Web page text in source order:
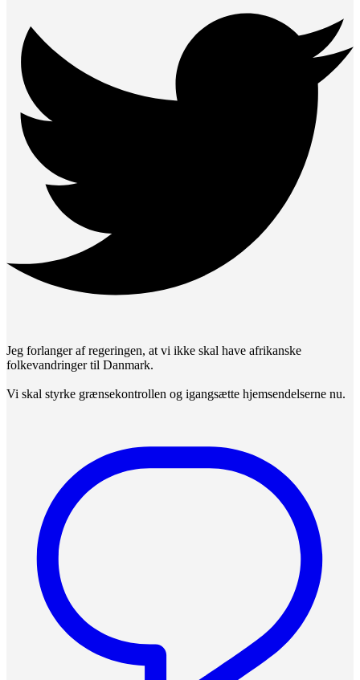
Jeg forlanger af regeringen, at vi ikke skal have afrikanske
folkevandringer til Danmark.
Vi skal styrke grænsekontrollen og igangsætte hjemsendelserne nu.